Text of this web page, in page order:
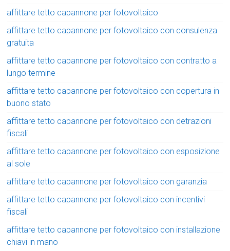
affittare tetto capannone per fotovoltaico
affittare tetto capannone per fotovoltaico con consulenza
gratuita
affittare tetto capannone per fotovoltaico con contratto a
lungo termine
affittare tetto capannone per fotovoltaico con copertura in
buono stato
affittare tetto capannone per fotovoltaico con detrazioni
fiscali
affittare tetto capannone per fotovoltaico con esposizione
al sole
affittare tetto capannone per fotovoltaico con garanzia
affittare tetto capannone per fotovoltaico con incentivi
fiscali
affittare tetto capannone per fotovoltaico con installazione
chiavi in mano